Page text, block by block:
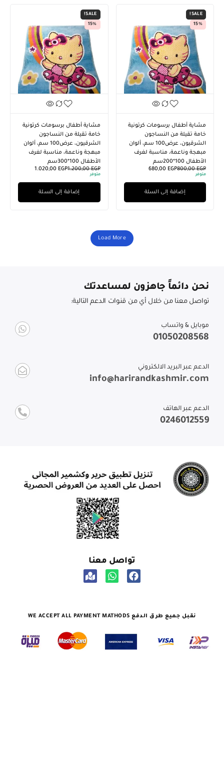
SALE!
15%
مشاية أطفال برسومات كرتونية
خامة تقيلة من النساجون
الشرقيون، عرض100 سم، ألوان
مبهجة وناعمة، مناسبة لغرف
الأطفال 100*200سم
800,00EGP
680,00 EGP
متوفر
إضافة إلى السلة
SALE!
15%
مشاية أطفال برسومات كرتونية
خامة تقيلة من النساجون
الشرقيون، عرض100 سم، ألوان
مبهجة وناعمة، مناسبة لغرف
الأطفال 100*300سم
1.200,00EGP
1.020,00 EGP
متوفر
إضافة إلى السلة
Load More
نحن دائماً جاهزون لمساعدتك
تواصل معنا من خلال أي من قنوات الدعم التالية:
موبايل & واتساب
01050208568
الدعم عبر البريد الالكتروني
info@harirandkashmir.com
الدعم عبر الهاتف
0246012559
تواصل معنا
نقبل جميع طرق الدفع WE ACCEPT ALL PAYMENT MATHODS